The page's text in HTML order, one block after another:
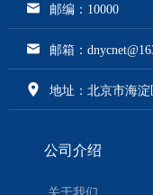
邮编：10000
邮箱：
地址：北京市海
公司介绍